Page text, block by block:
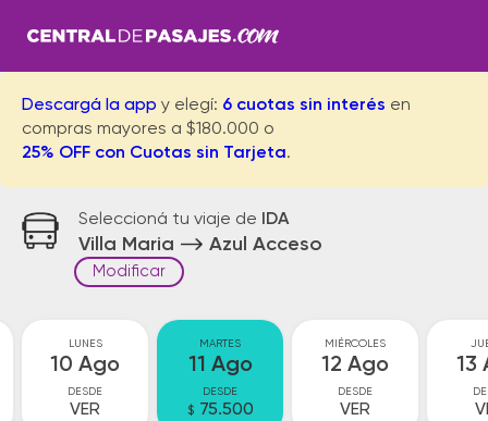
Descargá la app y elegí: 6 cuotas sin interés en
compras mayores a $180.000 o
25% OFF con Cuotas sin Tarjeta.
Seleccioná tu viaje de IDA
Villa Maria Azul Acceso
Modificar
LUNES
10 Ago
DESDE
VER
MARTES
11 Ago
DESDE
$ 75.500
MIÉRCOLES
12 Ago
DESDE
VER
13